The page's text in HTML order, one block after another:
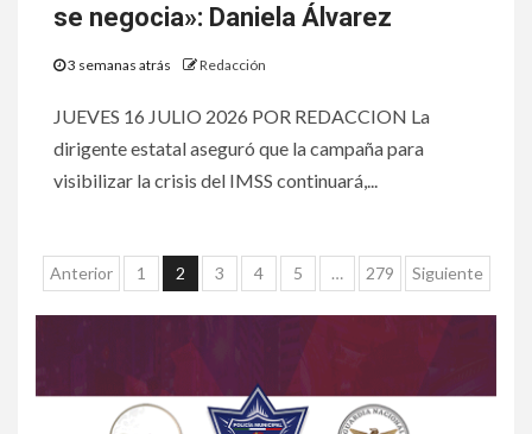
se negocia»: Daniela Álvarez
3 semanas atrás Redacción
JUEVES 16 JULIO 2026 POR REDACCION La
dirigente estatal aseguró que la campaña para
visibilizar la crisis del IMSS continuará,...
Anterior 1 2 3 4 5 … 279 Siguiente